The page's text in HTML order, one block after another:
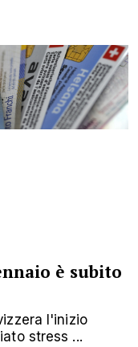
è subito
l'inizio
stress ...